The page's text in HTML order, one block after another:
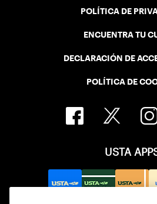
POLÍTICA DE
ENCUENTRA TU
DECLARACIÓN DE
POLÍTICA DE
USTA